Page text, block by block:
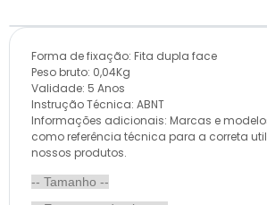
Forma de fixação: Fita dupla face
Peso bruto: 0,04Kg
Validade: 5 Anos
Instrução Técnica: ABNT
Informações adicionais: Marcas e
como referência técnica para a correta
nossos produtos.